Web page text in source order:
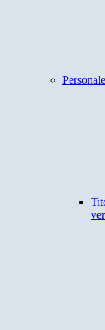
Personale